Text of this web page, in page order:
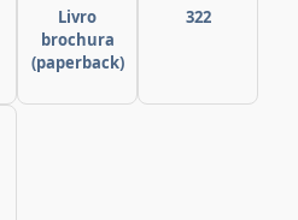
Livro
brochura
(paperback)
322